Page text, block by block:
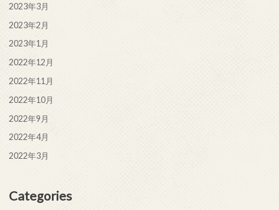
2023年3月
2023年2月
2023年1月
2022年12月
2022年11月
2022年10月
2022年9月
2022年4月
2022年3月
Categories